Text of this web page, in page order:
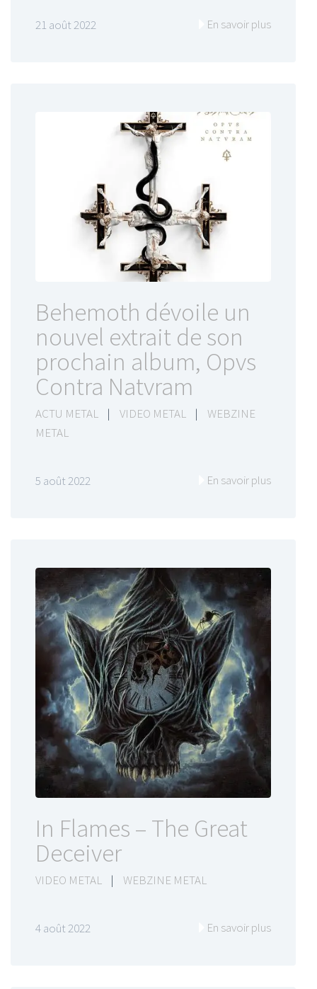
21 août 2022 En savoir plus
Behemoth dévoile un
nouvel extrait de son
prochain album, Opvs
Contra Natvram
ACTU METAL | VIDEO METAL |
WEBZINE
METAL
5 août 2022 En savoir plus
In Flames – The Great
Deceiver
VIDEO METAL | WEBZINE METAL
4 août 2022 En savoir plus